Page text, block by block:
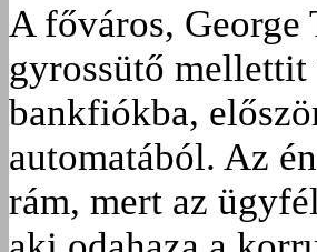
A főváros,
gyrossütő
bankfiókba,
automatából. Az
rám, mert az